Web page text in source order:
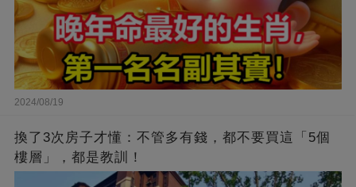
2024/08/19
換了3次房子才懂：不管多有錢，都不要買這「5個
樓層」，都是教訓！